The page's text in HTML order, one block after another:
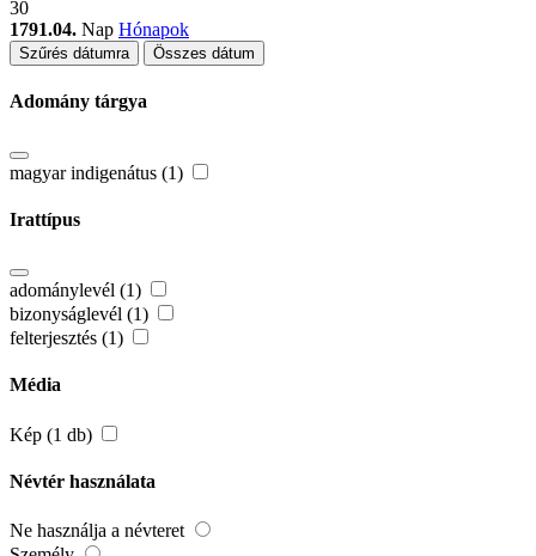
30
1791.04. Nap Hónapok
Szűrés dátumra Összes dátum
Adomány tárgya
magyar indigenátus (1)
Irattípus
adománylevél (1)
bizonyságlevél (1)
felterjesztés (1)
Média
Kép (1 db)
Névtér használata
Ne használja a névteret